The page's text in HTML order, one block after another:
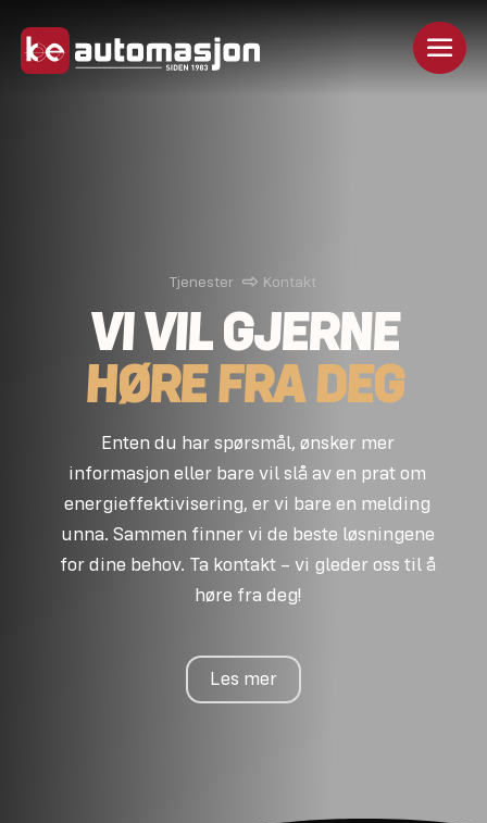
Tjenester Kontakt
VI VIL GJERNE
HØRE FRA DEG
Enten du har spørsmål, ønsker mer
informasjon eller bare vil slå av en prat om
energieffektivisering, er vi bare en melding
unna. Sammen finner vi de beste løsningene
for dine behov. Ta kontakt – vi gleder oss til å
høre fra deg!
Les mer